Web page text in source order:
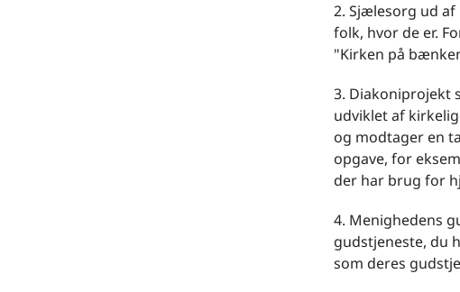
2. Sjælesorg ud
folk, hvor de er.
"Kirken på
3. Diakoniprojekt
udviklet af
og modtager en
opgave, for
der har brug for
4. Menighedens
gudstjeneste, du
som deres